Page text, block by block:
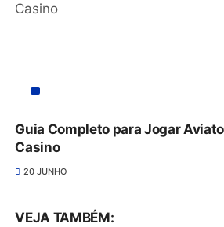
Guia Completo para Jogar
Casino
20 JUNHO
VEJA TAMBÉM: